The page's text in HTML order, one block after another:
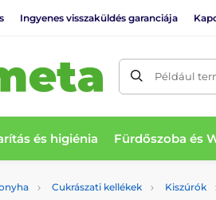
Ingyenes visszaküldés garanciája
Például
és higiénia Fürdőszoba és
Cukrászati kellékek Kiszúrók